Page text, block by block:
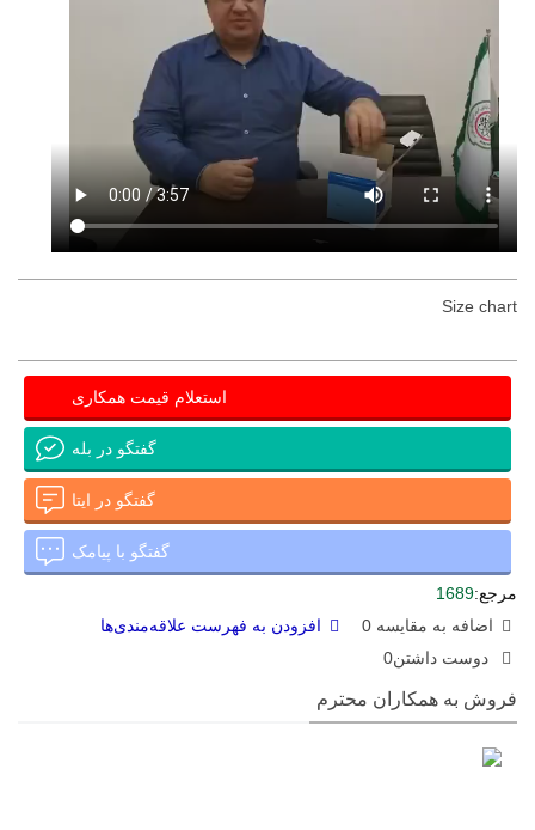
Size chart
استعلام قیمت همکاری
گفتگو در بله
گفتگو در ایتا
گفتگو با پیامک
مرجع:1689
اضافه به مقایسه 0
افزودن به فهرست علاقه‌مندی‌ها
دوست داشتن0
فروش به همکاران محترم